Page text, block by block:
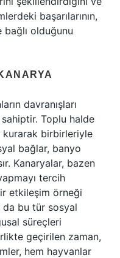
başarılarının,
bağlı olduğunu
davranışları
Toplu halde
kurarak birbirleriyle
bağlar, banyo
Kanaryalar, bazen
tercih
etkileşim örneği
da bu tür sosyal
süreçleri
geçirilen zaman,
hem hayvanlar